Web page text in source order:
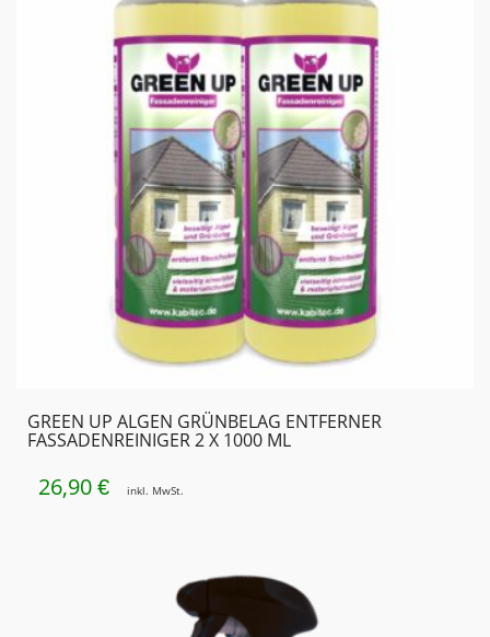
GREEN UP ALGEN GRÜNBELAG ENTFERNER
FASSADENREINIGER 2 X 1000 ML
26,90 € inkl. MwSt.